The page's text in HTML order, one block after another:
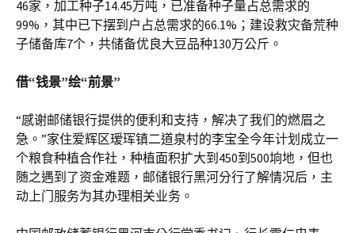
46家，加工种子14.45万吨，已准备种子量占总需求的
99%，其中已下摆到户占总需求的66.1%；建设救灾备荒种
子储备库7个，共储备优良大豆品种130万公斤。
借“钱景”绘“前景”
“感谢邮储银行提供的便利和支持，解决了我们的燃眉之
急。”家住爱辉区瑷珲镇二道泉村的李宝全今年计划成立一
个粮食种植合作社，种植面积扩大到450到500垧地，但也
随之遇到了资金难题，邮储银行黑河分行了解情况后，主
动上门服务为其办理相关业务。